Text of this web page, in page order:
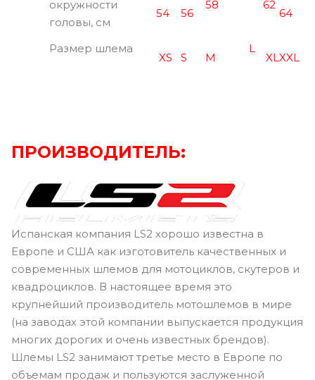
окружности
головы, см
54
56
58 62
64
Размер шлема
XS S M
L
XLXXL
ПРОИЗВОДИТЕЛЬ:
Испанская компания LS2 хорошо известна в
Европе и США как изготовитель качественных и
современных шлемов для мотоциклов, скутеров и
квадроциклов. В настоящее время это
крупнейший производитель мотошлемов в мире
(на заводах этой компании выпускается продукция
многих дорогих и очень известных брендов).
Шлемы LS2 занимают третье место в Европе по
объемам продаж и пользуются заслуженной